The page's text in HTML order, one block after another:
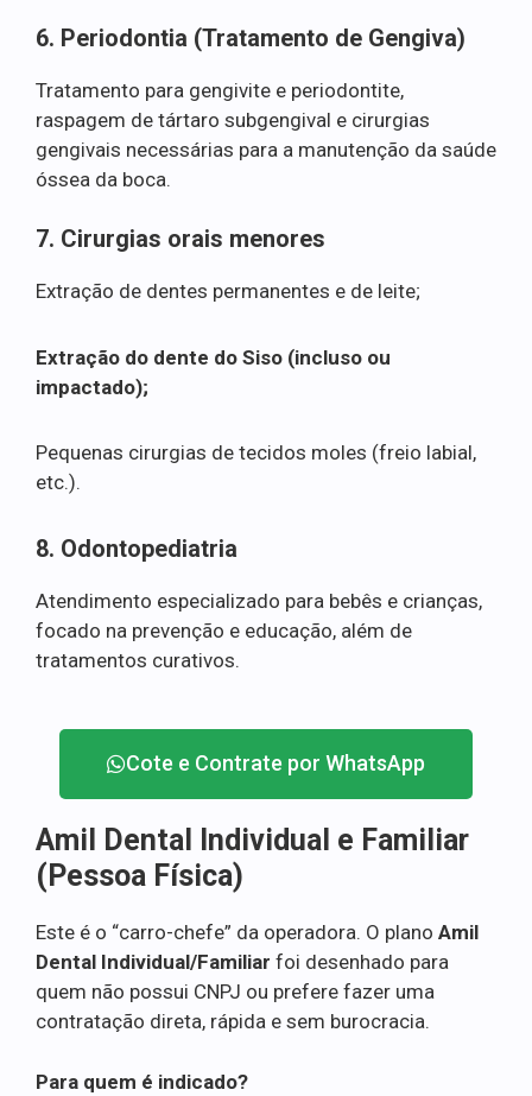
6. Periodontia (Tratamento de Gengiva)
Tratamento para gengivite e periodontite,
raspagem de tártaro subgengival e cirurgias
gengivais necessárias para a manutenção da saúde
óssea da boca.
7. Cirurgias orais menores
Extração de dentes permanentes e de leite;
Extração do dente do Siso (incluso ou
impactado);
Pequenas cirurgias de tecidos moles (freio labial,
etc.).
8. Odontopediatria
Atendimento especializado para bebês e crianças,
focado na prevenção e educação, além de
tratamentos curativos.
Cote e Contrate por WhatsApp
Amil Dental Individual e Familiar
(Pessoa Física)
Este é o “carro-chefe” da operadora. O plano Amil
Dental Individual/Familiar foi desenhado para
quem não possui CNPJ ou prefere fazer uma
contratação direta, rápida e sem burocracia.
Para quem é indicado?